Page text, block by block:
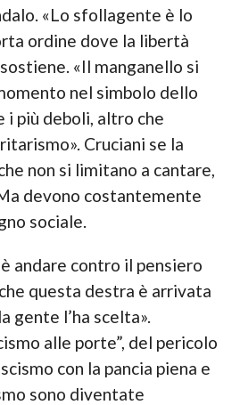
«Lo sfollagente è lo
ordine dove la libertà
«Il manganello si
nel simbolo dello
più deboli, altro che
Cruciani se la
non si limitano a cantare,
devono costantemente
sociale.
andare contro il pensiero
questa destra è arrivata
gente l’ha scelta».
alle porte”, del pericolo
con la pancia piena e
sono diventate